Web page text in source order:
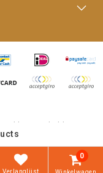
by emarkable
Verlanglijst
0